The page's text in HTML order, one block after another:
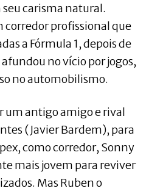
carisma natural.
corredor profissional que
a Fórmula 1, depois de
no vício por jogos,
no automobilismo.
um antigo amigo e rival
(Javier Bardem), para
como corredor, Sonny
mais jovem para reviver
Mas Ruben o